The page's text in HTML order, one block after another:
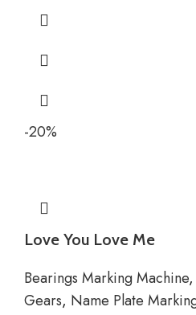
-20%
Love You Love Me
Bearings Marking Machine,
Gears, Name Plate